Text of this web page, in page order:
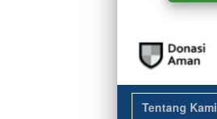
Tentang Kami